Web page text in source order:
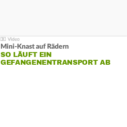
Mini-Knast auf Rädern
SO LÄUFT EIN
GEFANGENENTRANSPORT AB